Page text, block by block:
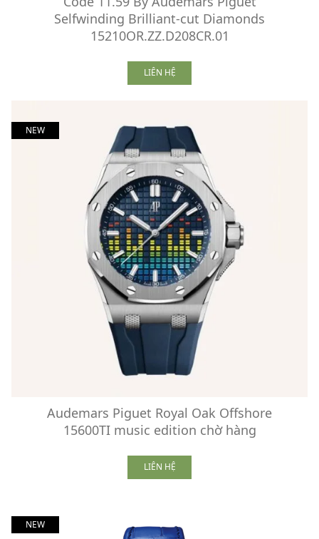
Selfwinding Brilliant-cut Diamonds
15210OR.ZZ.D208CR.01
LIÊN HỆ
NEW
Audemars Piguet Royal Oak Offshore
15600TI music edition chờ hàng
LIÊN HỆ
NEW